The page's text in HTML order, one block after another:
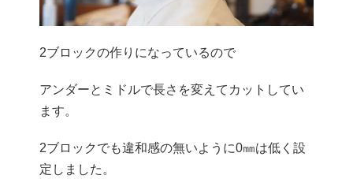
2ブロックの作りになっているので
アンダーとミドルで長さを変えてカットしてい
ます。
2ブロックでも違和感の無いように0㎜は低く設
定しました。